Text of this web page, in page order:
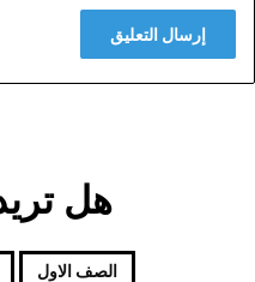
هل
الصف الاول